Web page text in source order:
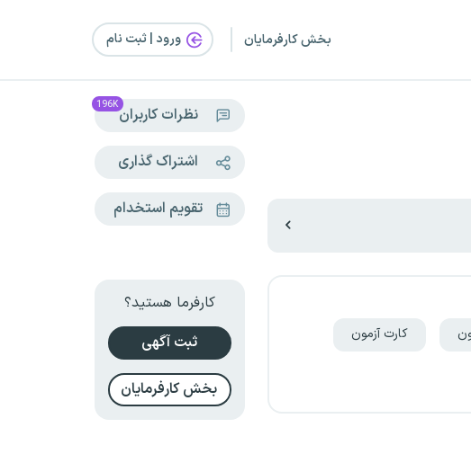
بخش کارفرمایان ورود | ثبت‌ نام
کارت آزمون
نظرات کاربران196K
اشتراک گذاری
تقویم استخدام
کارفرما هستید؟
ثبت آگهی
بخش کارفرمایان